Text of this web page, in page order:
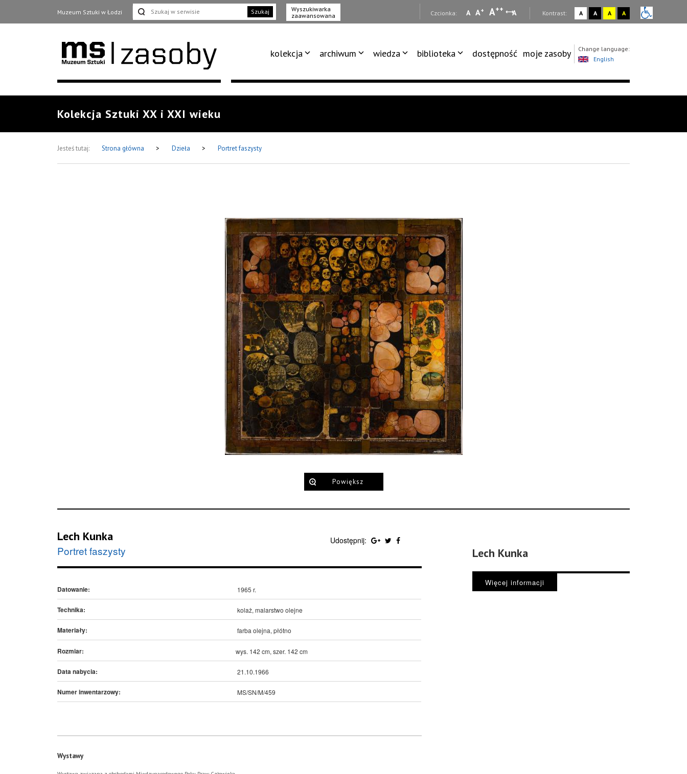
Muzeum Sztuki w Łodzi Szukaj
Wyszukiwarka
zaawansowana
Czcionka: A A+ A++ A Kontrast: A A A A
kolekcja archiwum wiedza biblioteka dostępność moje zasoby
Change language:
English
Kolekcja Sztuki XX i XXI wieku
Jesteś tutaj: Strona główna > Dzieła > Portret faszysty
Powiększ
Lech Kunka
Portret faszysty
Udostępnij:
Datowanie: 1965 r.
Technika: kolaż, malarstwo olejne
Materiały: farba olejna, płótno
Rozmiar: wys. 142 cm, szer. 142 cm
Data nabycia: 21.10.1966
Numer inwentarzowy: MS/SN/M/459
Wystawy
Lech Kunka
Więcej informacji